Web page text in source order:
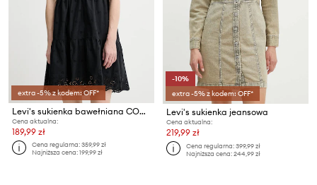
extra -5% z kodem: OFF*
Levi's sukienka bawełniana CORA SL MINI DRESS
Cena aktualna:
189,99 zł
Cena regularna:359,99 zł
Najniższa cena:199,99 zł
-10%
extra -5% z kodem: OFF*
Levi's sukienka jeansowa
Cena aktualna:
219,99 zł
Cena regularna:399,99 zł
Najniższa cena:244,99 zł